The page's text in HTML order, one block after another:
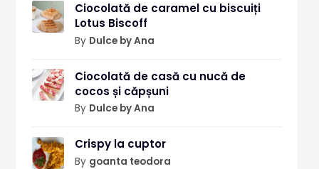
Ciocolată de caramel cu biscuiți
Lotus Biscoff
By Dulce by Ana
Ciocolată de casă cu nucă de
cocos și căpșuni
By Dulce by Ana
Crispy la cuptor
By goanta teodora